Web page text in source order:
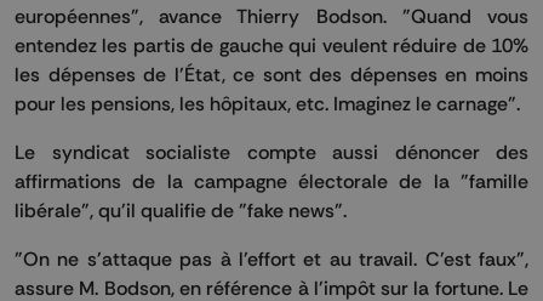
européennes", avance Thierry Bodson. "Quand vous
entendez les partis de gauche qui veulent réduire de 10%
les dépenses de l'État, ce sont des dépenses en moins
pour les pensions, les hôpitaux, etc. Imaginez le carnage".
Le syndicat socialiste compte aussi dénoncer des
affirmations de la campagne électorale de la "famille
libérale", qu'il qualifie de "fake news".
"On ne s'attaque pas à l'effort et au travail. C'est faux",
assure M. Bodson, en référence à l'impôt sur la fortune. Le